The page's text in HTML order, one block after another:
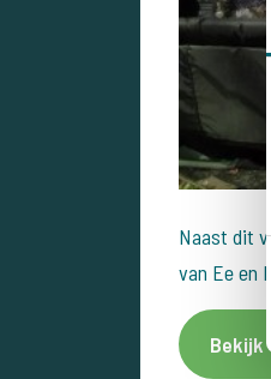
Naast dit
van Ee en
Bekijk